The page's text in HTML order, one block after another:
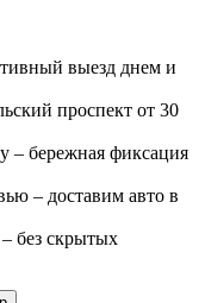
выезд днем и
проспект от 30
– бережная фиксация
– доставим авто в
без скрытых